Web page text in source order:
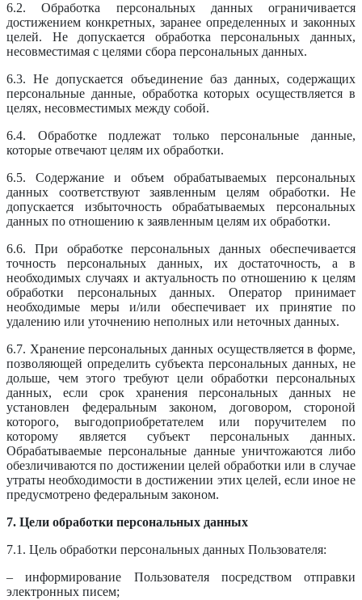
6.2. Обработка персональных данных ограничивается
достижением конкретных, заранее определенных и законных
целей. Не допускается обработка персональных данных,
несовместимая с целями сбора персональных данных.
6.3. Не допускается объединение баз данных, содержащих
персональные данные, обработка которых осуществляется в
целях, несовместимых между собой.
6.4. Обработке подлежат только персональные данные,
которые отвечают целям их обработки.
6.5. Содержание и объем обрабатываемых персональных
данных соответствуют заявленным целям обработки. Не
допускается избыточность обрабатываемых персональных
данных по отношению к заявленным целям их обработки.
6.6. При обработке персональных данных обеспечивается
точность персональных данных, их достаточность, а в
необходимых случаях и актуальность по отношению к целям
обработки персональных данных. Оператор принимает
необходимые меры и/или обеспечивает их принятие по
удалению или уточнению неполных или неточных данных.
6.7. Хранение персональных данных осуществляется в форме,
позволяющей определить субъекта персональных данных, не
дольше, чем этого требуют цели обработки персональных
данных, если срок хранения персональных данных не
установлен федеральным законом, договором, стороной
которого, выгодоприобретателем или поручителем по
которому является субъект персональных данных.
Обрабатываемые персональные данные уничтожаются либо
обезличиваются по достижении целей обработки или в случае
утраты необходимости в достижении этих целей, если иное не
предусмотрено федеральным законом.
7. Цели обработки персональных данных
7.1. Цель обработки персональных данных Пользователя:
– информирование Пользователя посредством отправки
электронных писем;